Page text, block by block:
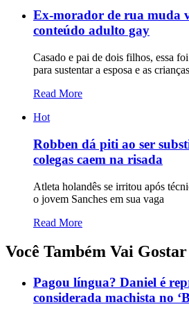
Ex-morador de rua muda
conteúdo adulto gay
Casado e pai de dois filhos, essa
para sustentar a esposa e as crianças
Read More
Hot
Robben dá piti ao ser
colegas caem na risada
Atleta holandês se irritou após
o jovem Sanches em sua vaga
Read More
Você Também Vai Gostar
Pagou língua? Daniel é
considerada machista no